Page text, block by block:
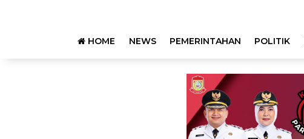
HOME NEWS PEMERINTAHAN POLITIK